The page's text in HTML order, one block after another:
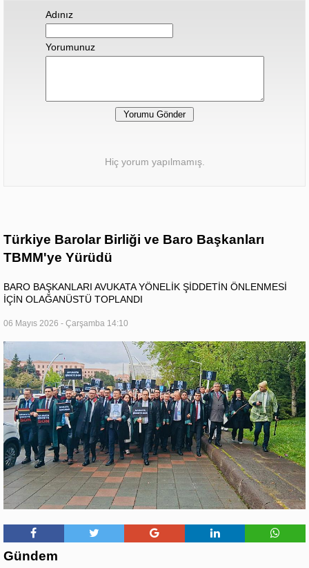
Adınız
Yorumunuz
Hiç yorum yapılmamış.
Türkiye Barolar Birliği ve Baro Başkanları
TBMM'ye Yürüdü
BARO BAŞKANLARI AVUKATA YÖNELİK ŞİDDETİN ÖNLENMESİ
İÇİN OLAĞANÜSTÜ TOPLANDI
06 Mayıs 2026 - Çarşamba 14:10
Gündem